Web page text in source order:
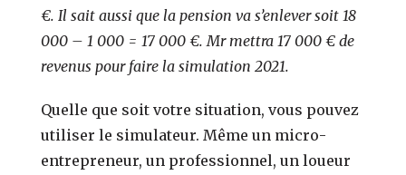
€. Il sait aussi que la pension va s’enlever soit 18
000 – 1 000 = 17 000 €. Mr mettra 17 000 € de
revenus pour faire la simulation 2021.
Quelle que soit votre situation, vous pouvez
utiliser le simulateur. Même un micro-
entrepreneur, un professionnel, un loueur